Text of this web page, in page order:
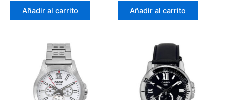
Añadir al carrito Añadir al carrito